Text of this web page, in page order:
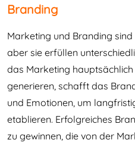
Branding
Marketing und Branding
aber sie erfüllen
das Marketing
generieren, schafft das
und Emotionen, um
etablieren. Erfolgreiches
zu gewinnen, die von der